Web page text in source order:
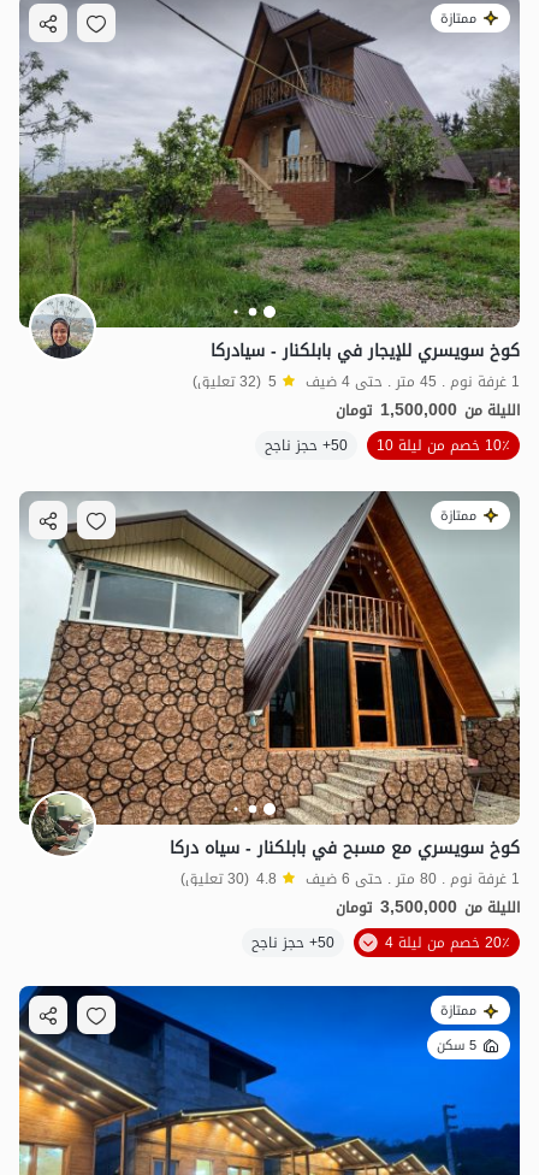
ممتازة
كوخ سويسري للإيجار في بابلكنار - سيادركا
1 غرفة نوم . 45 متر . حتى 4 ضيف 5 (32 تعليق)
الليلة من 1,500,000 تومان
10٪ خصم من ليلة 10
50+ حجز ناجح
ممتازة
كوخ سويسري مع مسبح في بابلكنار - سياه دركا
1 غرفة نوم . 80 متر . حتى 6 ضيف 4.8 (30 تعليق)
الليلة من 3,500,000 تومان
20٪ خصم من ليلة 4
50+ حجز ناجح
ممتازة
5 سكن